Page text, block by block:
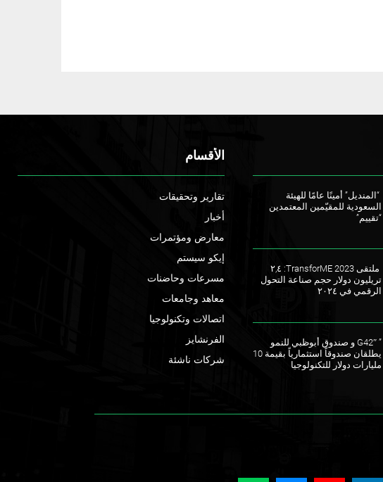
“المنديل” أمينًا عامًا للهيئة
السعودية للمقيّمين المعتمدين
“تقييم”
ملتقى TransforME 2023: ٢,٤
تريليون دولار حجم صناعة التحول
الرقمي في ٢٠٢٤
” G42″ و صندوق أبوظبي للنمو
يطلقان صندوقاً استثمارياً بقيمة 10
مليارات دولار للتكنولوجيا
الأقسام
تقارير وتحقيقات
أخبار
معارض ومؤتمرات
إيكو سيستم
مسرعات وحاضنات
معاهد وجامعات
اتصالات وتكنولوجيا
الفرنشايز
شركات ناشئة